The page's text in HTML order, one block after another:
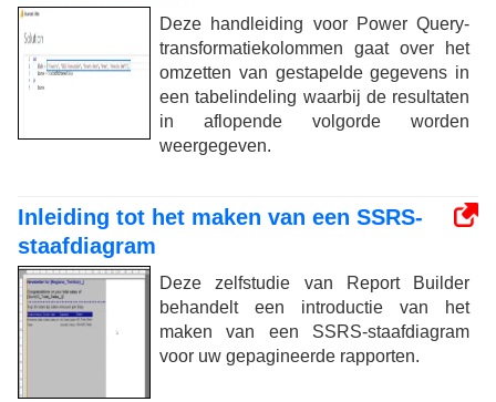
Deze handleiding voor Power Query-
transformatiekolommen gaat over het
omzetten van gestapelde gegevens in
een tabelindeling waarbij de resultaten
in aflopende volgorde worden
weergegeven.
Inleiding tot het maken van een SSRS-
staafdiagram
Deze zelfstudie van Report Builder
behandelt een introductie van het
maken van een SSRS-staafdiagram
voor uw gepagineerde rapporten.